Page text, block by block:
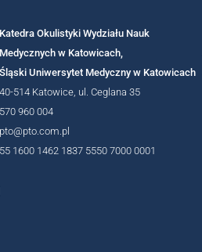
Katedra Okulistyki Wydziału Nauk
Medycznych w Katowicach,
Śląski Uniwersytet Medyczny w Katowicach
40-514 Katowice, ul. Ceglana 35
570 960 004
pto@pto.com.pl
55 1600 1462 1837 5550 7000 0001